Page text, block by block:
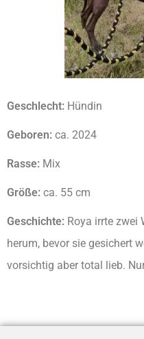
Geschlecht: Hündin
Geboren: ca. 2024
Rasse: Mix
Größe: ca. 55 cm
Geschichte: Roya irrte zwei
herum, bevor sie gesichert
vorsichtig aber total lieb.